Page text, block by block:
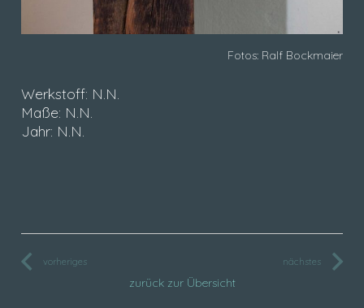
Fotos: Ralf Bockmaier
Werkstoff: N.N.
Maße: N.N.
Jahr: N.N.
vorheriges nächstes
zurück zur Übersicht